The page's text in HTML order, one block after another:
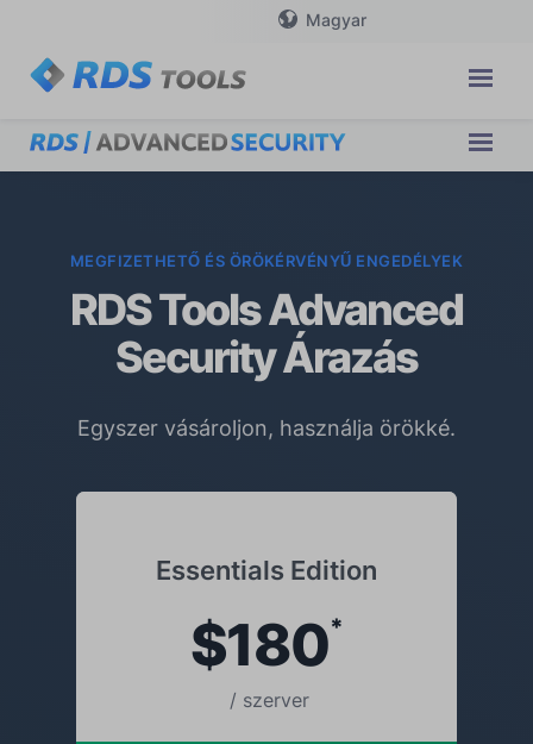
Magyar
MEGFIZETHETŐ ÉS ÖRÖKÉRVÉNYŰ ENGEDÉLYEK
RDS Tools Advanced
Security Árazás
Egyszer vásároljon, használja örökké.
Essentials Edition
$180*
/ szerver